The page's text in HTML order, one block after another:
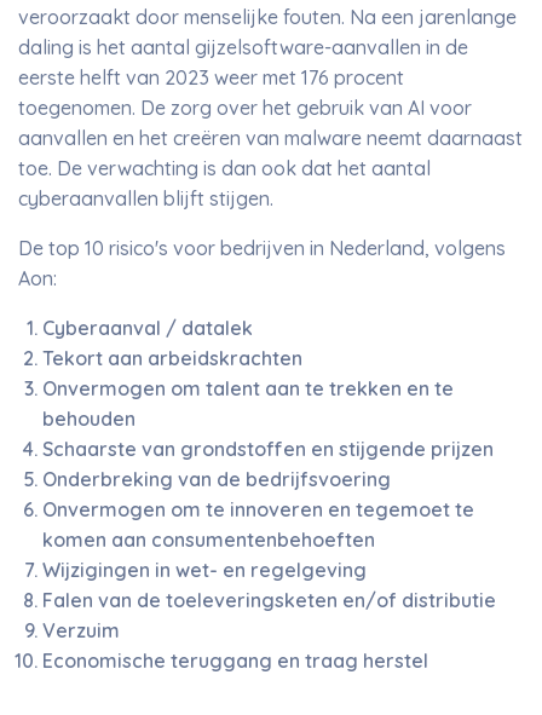
veroorzaakt door menselijke fouten. Na een jarenlange
daling is het aantal gijzelsoftware-aanvallen in de
eerste helft van 2023 weer met 176 procent
toegenomen. De zorg over het gebruik van AI voor
aanvallen en het creëren van malware neemt daarnaast
toe. De verwachting is dan ook dat het aantal
cyberaanvallen blijft stijgen.
De top 10 risico's voor bedrijven in Nederland, volgens
Aon:
Cyberaanval / datalek
Tekort aan arbeidskrachten
Onvermogen om talent aan te trekken en te
behouden
Schaarste van grondstoffen en stijgende prijzen
Onderbreking van de bedrijfsvoering
Onvermogen om te innoveren en tegemoet te
komen aan consumentenbehoeften
Wijzigingen in wet- en regelgeving
Falen van de toeleveringsketen en/of distributie
Verzuim
Economische teruggang en traag herstel